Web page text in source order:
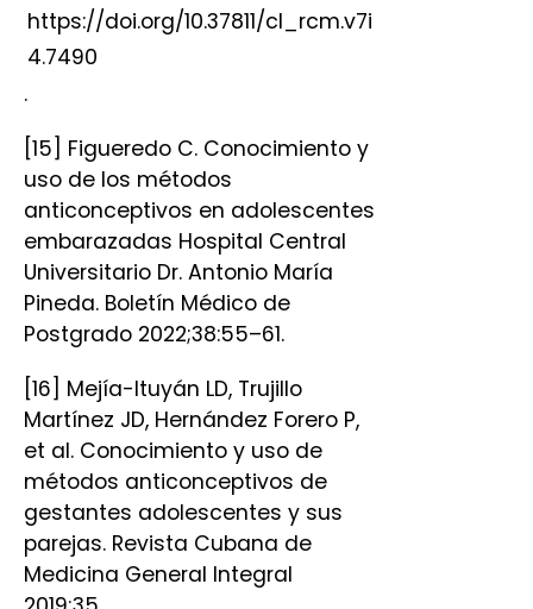
https://doi.org/10.37811/cl_rcm.v7i
4.7490
.
[15] Figueredo C. Conocimiento y
uso de los métodos
anticonceptivos en adolescentes
embarazadas Hospital Central
Universitario Dr. Antonio María
Pineda. Boletín Médico de
Postgrado 2022;38:55–61.
[16] Mejía-Ituyán LD, Trujillo
Martínez JD, Hernández Forero P,
et al. Conocimiento y uso de
métodos anticonceptivos de
gestantes adolescentes y sus
parejas. Revista Cubana de
Medicina General Integral